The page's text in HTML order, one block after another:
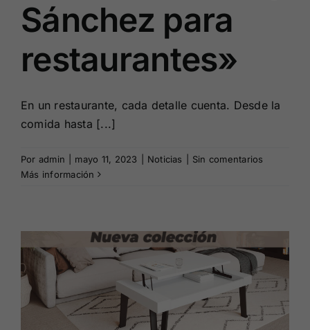
Sánchez para
restaurantes»
En un restaurante, cada detalle cuenta. Desde la
comida hasta [...]
Por admin mayo 11, 2023 Noticias
Sin comentarios
Más información